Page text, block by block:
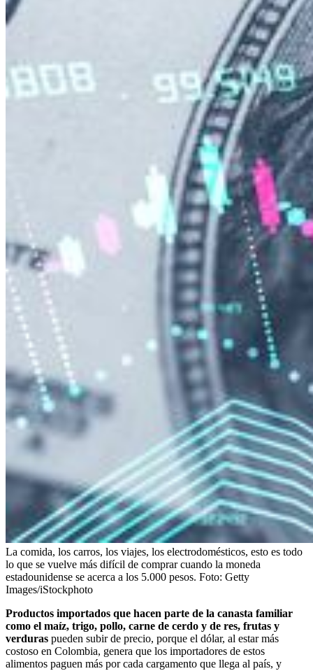
La comida, los carros, los viajes, los electrodomésticos, esto es todo
lo que se vuelve más difícil de comprar cuando la moneda
estadounidense se acerca a los 5.000 pesos. Foto: Getty
Images/iStockphoto
Productos importados que hacen parte de la canasta familiar
como el maíz, trigo, pollo, carne de cerdo y de res, frutas y
verduras pueden subir de precio, porque el dólar, al estar más
costoso en Colombia, genera que los importadores de estos
alimentos paguen más por cada cargamento que llega al país, y